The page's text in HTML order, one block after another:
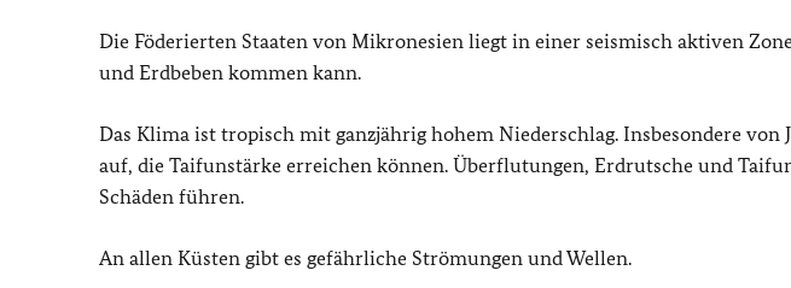
Die Föderierten Staaten von Mikronesien liegt in einer seismisch aktiven
und Erdbeben kommen kann.
Das Klima ist tropisch mit ganzjährig hohem Niederschlag. Insbesondere von
auf, die Taifunstärke erreichen können. Überflutungen, Erdrutsche und
Schäden führen.
An allen Küsten gibt es gefährliche Strömungen und Wellen.